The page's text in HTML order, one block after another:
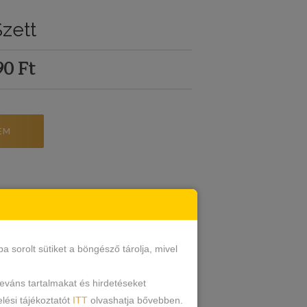
Ft
sorolt sütiket a böngésző tárolja, mivel
tartalmakat és hirdetéseket
tájékoztatót ITT olvashatja bővebben.